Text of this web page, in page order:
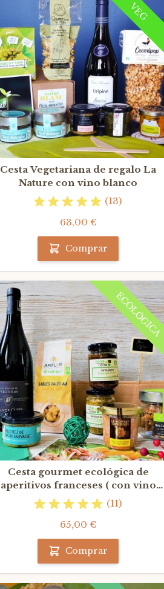
VEG
Cesta Vegetariana de regalo La
Nature con vino blanco
(13)
63,00 €
Comprar
ECOLÓGICA
Cesta gourmet ecológica de
aperitivos franceses ( con vino
tinto)
(11)
65,00 €
Comprar